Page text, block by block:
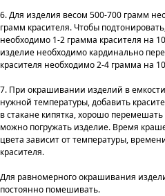
6. Для изделия весом 500-700 грамм
грамм красителя. Чтобы
необходимо 1-2 грамма красителя на
изделие необходимо кардинально
красителя необходимо 2-4 грамма на
7. При окрашивании изделий в
нужной температуры, добавить
в стакане кипятка, хорошо
можно погружать изделие. Время
цвета зависит от температуры,
красителя.
Для равномерного окрашивания
постоянно помешивать.